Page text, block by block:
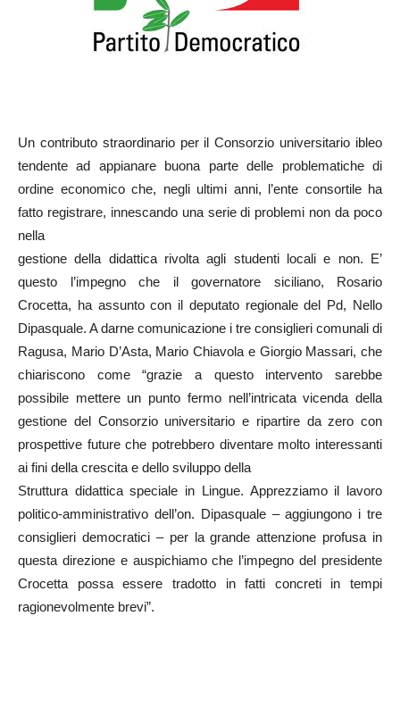
Un contributo straordinario per il Consorzio universitario ibleo
tendente ad appianare buona parte delle problematiche di
ordine economico che, negli ultimi anni, l’ente consortile ha
fatto registrare, innescando una serie di problemi non da poco
nella
gestione della didattica rivolta agli studenti locali e non. E’
questo l’impegno che il governatore siciliano, Rosario
Crocetta, ha assunto con il deputato regionale del Pd, Nello
Dipasquale. A darne comunicazione i tre consiglieri comunali di
Ragusa, Mario D’Asta, Mario Chiavola e Giorgio Massari, che
chiariscono come “grazie a questo intervento sarebbe
possibile mettere un punto fermo nell’intricata vicenda della
gestione del Consorzio universitario e ripartire da zero con
prospettive future che potrebbero diventare molto interessanti
ai fini della crescita e dello sviluppo della
Struttura didattica speciale in Lingue. Apprezziamo il lavoro
politico-amministrativo dell’on. Dipasquale – aggiungono i tre
consiglieri democratici – per la grande attenzione profusa in
questa direzione e auspichiamo che l’impegno del presidente
Crocetta possa essere tradotto in fatti concreti in tempi
ragionevolmente brevi”.